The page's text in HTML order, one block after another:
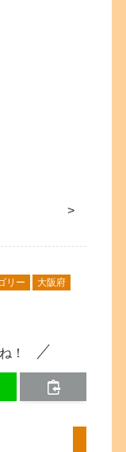
>
リー
大阪府
！